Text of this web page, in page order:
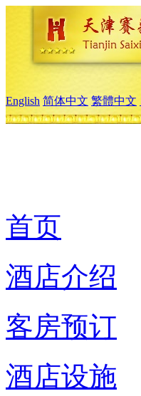
English 简体中文 繁體中文
首页
酒店介绍
客房预订
酒店设施